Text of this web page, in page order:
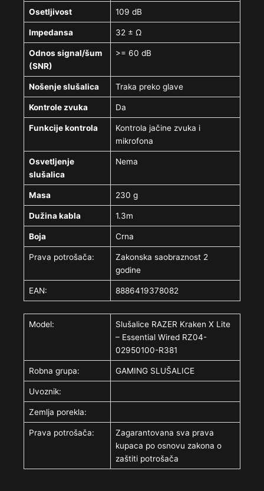
Osetljivost 109 dB
Impedansa 32 ± Ω
Odnos signal/šum
(SNR)
>= 60 dB
Nošenje slušalica Traka preko glave
Kontrole zvuka Da
Funkcije kontrola
Kontrola jačine zvuka i
mikrofona
Osvetljenje
slušalica
Nema
Masa 230 g
Dužina kabla 1.3m
Boja Crna
Prava potrošača:
Zakonska saobraznost 2
godine
EAN: 8886419378082
Model:
Slušalice RAZER Kraken X Lite
– Essential Wired RZ04-
02950100-R381
Robna grupa: GAMING SLUŠALICE
Uvoznik:
Zemlja porekla:
Prava potrošača:
Zagarantovana sva prava
kupaca po osnovu zakona o
zaštiti potrošača